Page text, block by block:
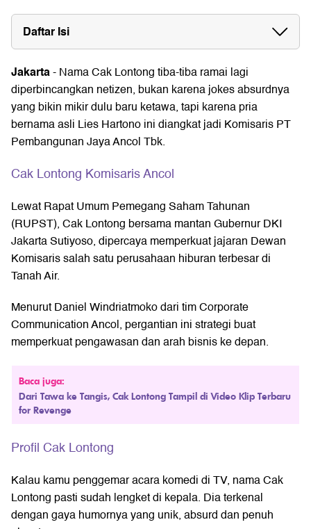
Daftar Isi
Jakarta- Nama Cak Lontong tiba-tiba ramai lagi
diperbincangkan netizen, bukan karena jokes absurdnya
yang bikin mikir dulu baru ketawa, tapi karena pria
bernama asli Lies Hartono ini diangkat jadi Komisaris PT
Pembangunan Jaya Ancol Tbk.
Cak Lontong Komisaris Ancol
Lewat Rapat Umum Pemegang Saham Tahunan
(RUPST), Cak Lontong bersama mantan Gubernur DKI
Jakarta Sutiyoso, dipercaya memperkuat jajaran Dewan
Komisaris salah satu perusahaan hiburan terbesar di
Tanah Air.
Menurut Daniel Windriatmoko dari tim Corporate
Communication Ancol, pergantian ini strategi buat
memperkuat pengawasan dan arah bisnis ke depan.
Baca juga:
Dari Tawa ke Tangis, Cak Lontong Tampil di Video Klip Terbaru
for Revenge
Profil Cak Lontong
Kalau kamu penggemar acara komedi di TV, nama Cak
Lontong pasti sudah lengket di kepala. Dia terkenal
dengan gaya humornya yang unik, absurd dan penuh